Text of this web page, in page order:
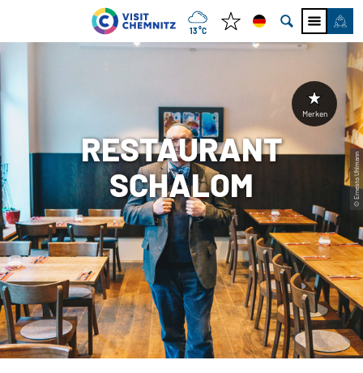
13 °C
© Ernesto Uhlmann
RESTAURANT
SCHALOM
Merken